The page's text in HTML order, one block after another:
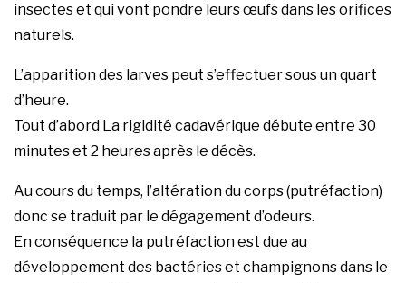
insectes et qui vont pondre leurs œufs dans les orifices
naturels.
L’apparition des larves peut s’effectuer sous un quart
d’heure.
Tout d’abord La rigidité cadavérique débute entre 30
minutes et 2 heures après le décès.
Au cours du temps, l’altération du corps (putréfaction)
donc se traduit par le dégagement d’odeurs.
En conséquence la putréfaction est due au
développement des bactéries et champignons dans le